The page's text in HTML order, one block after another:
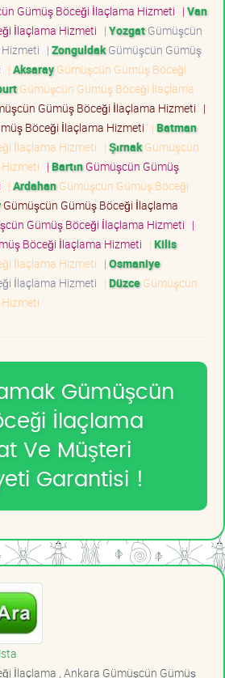
Gümüş Böceği İlaçlama Hizmeti | Van
İlaçlama Hizmeti | YozgatGümüşcün
| ZonguldakGümüşcün Gümüş
| AksarayGümüşcün Gümüş Böceği
Gümüşcün Gümüş Böceği İlaçlama
Gümüş Böceği İlaçlama Hizmeti |
Böceği İlaçlama Hizmeti | Batman
İlaçlama Hizmeti | ŞırnakGümüşcün
| BartınGümüşcün Gümüş
| ArdahanGümüşcün Gümüş Böceği
Gümüşcün Gümüş Böceği İlaçlama
Gümüş Böceği İlaçlama Hizmeti |
Böceği İlaçlama Hizmeti | Kilis
İlaçlama Hizmeti | Osmaniye
İlaçlama Hizmeti | DüzceGümüşcün
Gümüşcün
İlaçlama
Ve Müşteri
Garantisi !
İlaçlama , Ankara Gümüşcün Gümüş